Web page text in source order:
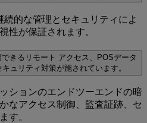
続的な管理とセキュリティによ
性が保証されます。
きるリモート アクセス、POSデータ
ュリティ対策が施されています。
ションのエンドツーエンドの暗
なアクセス制御、監査証跡、セ
す。